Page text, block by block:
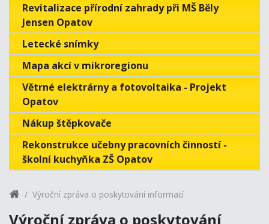
Revitalizace přírodní zahrady při MŠ Běly
Jensen Opatov
Letecké snímky
Mapa akcí v mikroregionu
Větrné elektrárny a fotovoltaika - Projekt
Opatov
Nákup štěpkovače
Rekonstrukce učebny pracovních činností -
školní kuchyňka ZŠ Opatov
Výroční zpráva o poskytování informací
Výroční zpráva o poskytování